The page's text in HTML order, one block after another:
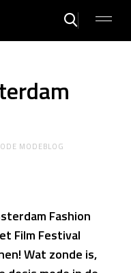
MODEBLOG
Fashion
Film Festival
Wat zonde is,